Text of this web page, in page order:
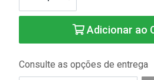
Adicionar ao
Consulte as opções de entrega